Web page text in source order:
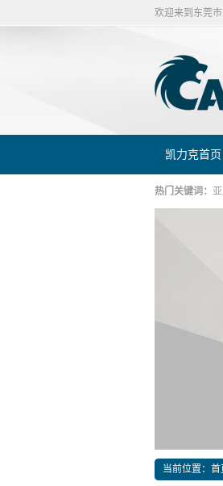
欢迎来到东莞
凯力克首页
热门关键词：
当前位置： 首